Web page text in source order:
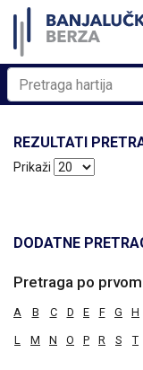
REZULTATI
Prikaži
DODATNE
Pretraga po
A B C D E F G H
L M N O P R S T